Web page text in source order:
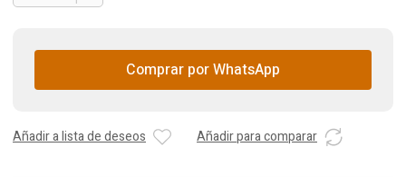
Comprar por WhatsApp
Añadir a lista de deseos Añadir para comparar